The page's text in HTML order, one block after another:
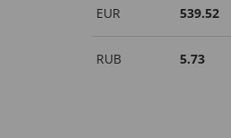
EUR 539.52
RUB 5.73